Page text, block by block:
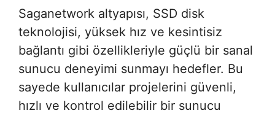
Saganetwork altyapısı, SSD disk
teknolojisi, yüksek hız ve kesintisiz
bağlantı gibi özellikleriyle güçlü bir sanal
sunucu deneyimi sunmayı hedefler. Bu
sayede kullanıcılar projelerini güvenli,
hızlı ve kontrol edilebilir bir sunucu